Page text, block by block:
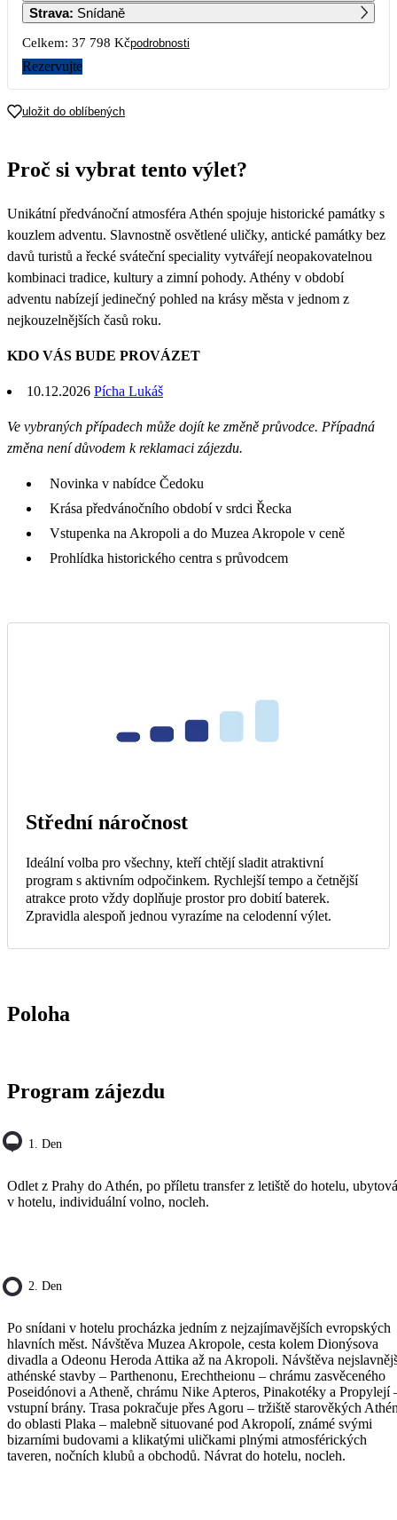
7
21
Strava: Snídaně
Celkem: 37 798 Kčpodrobnosti
Rezervujte
uložit do oblíbených
Proč si vybrat tento výlet?
Unikátní předvánoční atmosféra Athén spojuje historické památky s
kouzlem adventu. Slavnostně osvětlené uličky, antické památky bez
davů turistů a řecké sváteční speciality vytvářejí neopakovatelnou
kombinaci tradice, kultury a zimní pohody. Athény v období
adventu nabízejí jedinečný pohled na krásy města v jednom z
nejkouzelnějších časů roku.
KDO VÁS BUDE PROVÁZET
10.12.2026 Pícha Lukáš
Ve vybraných případech může dojít ke změně průvodce. Případná
změna není důvodem k reklamaci zájezdu.
Novinka v nabídce Čedoku
Krása předvánočního období v srdci Řecka
Vstupenka na Akropoli a do Muzea Akropole v ceně
Prohlídka historického centra s průvodcem
Střední náročnost
Ideální volba pro všechny, kteří chtějí sladit atraktivní
program s aktivním odpočinkem. Rychlejší tempo a četnější
atrakce proto vždy doplňuje prostor pro dobití baterek.
Zpravidla alespoň jednou vyrazíme na celodenní výlet.
Poloha
Program zájezdu
1. Den
Odlet z Prahy do Athén, po příletu transfer z letiště do hotelu,
v hotelu, individuální volno, nocleh.
2. Den
Po snídani v hotelu procházka jedním z nejzajímavějších evropských
hlavních měst. Návštěva Muzea Akropole, cesta kolem Dionýsova
divadla a Odeonu Heroda Attika až na Akropoli. Návštěva
athénské stavby – Parthenonu, Erechtheionu – chrámu zasvěceného
Poseidónovi a Atheně, chrámu Nike Apteros, Pinakotéky a Propylejí
vstupní brány. Trasa pokračuje přes Agoru – tržiště starověkých
do oblasti Plaka – malebně situované pod Akropolí, známé svými
bizarními budovami a klikatými uličkami plnými atmosférických
taveren, nočních klubů a obchodů. Návrat do hotelu, nocleh.